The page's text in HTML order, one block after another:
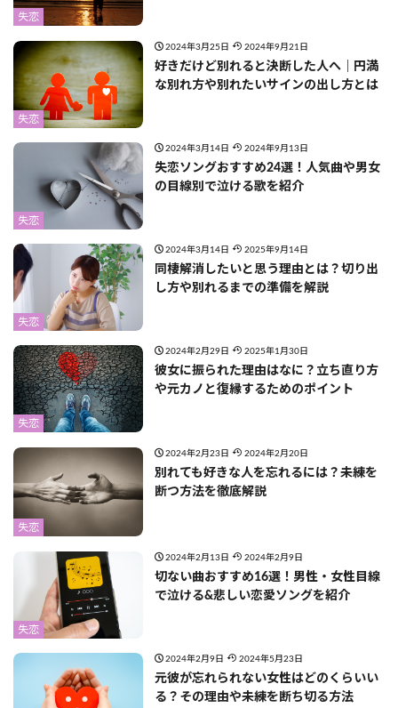
失恋
失恋
2024年3月25日 2024年9月21日
好きだけど別れると決断した人へ｜円満
な別れ方や別れたいサインの出し方とは
失恋
2024年3月14日 2024年9月13日
失恋ソングおすすめ24選！人気曲や男女
の目線別で泣ける歌を紹介
失恋
2024年3月14日 2025年9月14日
同棲解消したいと思う理由とは？切り出
し方や別れるまでの準備を解説
失恋
2024年2月29日 2025年1月30日
彼女に振られた理由はなに？立ち直り方
や元カノと復縁するためのポイント
失恋
2024年2月23日 2024年2月20日
別れても好きな人を忘れるには？未練を
断つ方法を徹底解説
失恋
2024年2月13日 2024年2月9日
切ない曲おすすめ16選！男性・女性目線
で泣ける&悲しい恋愛ソングを紹介
2024年2月9日 2024年5月23日
元彼が忘れられない女性はどのくらいい
る？その理由や未練を断ち切る方法